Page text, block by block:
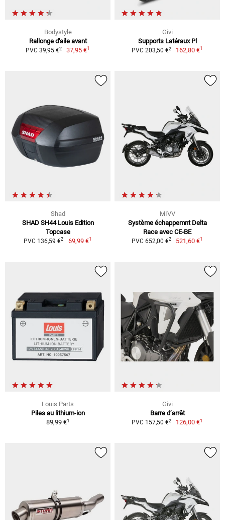
Bodystyle
Rallonge d'aile avant
PVC 39,95 €2 37,95 €1
Givi
Supports Latéraux Pl
PVC 203,50 €2 162,80 €1
Shad
SHAD SH44 Louis Edition
Topcase
PVC 136,59 €2 69,99 €1
MIVV
Système échappemnt Delta
Race avec CE-BE
PVC 652,00 €2 521,60 €1
Louis Parts
Piles au lithium-ion
89,99 €1
Givi
Barre d’arrêt
PVC 157,50 €2 126,00 €1